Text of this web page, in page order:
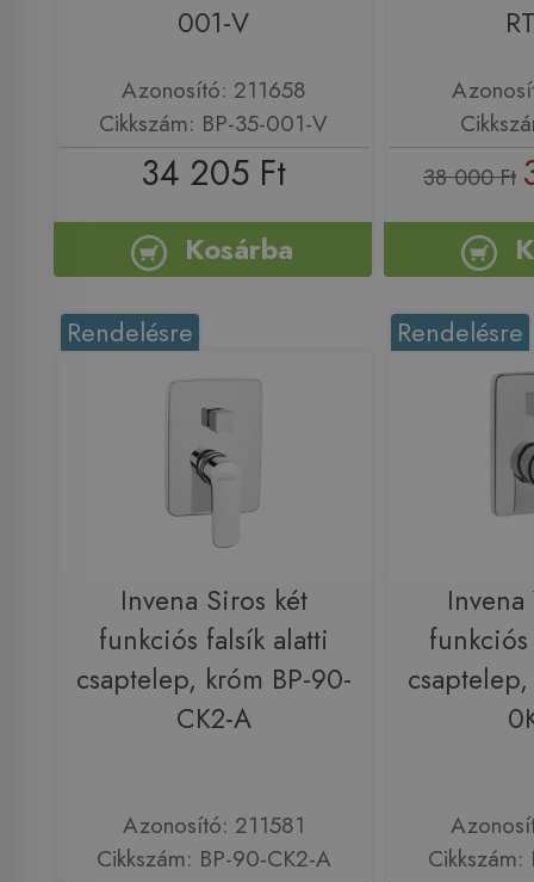
001-V
Azonosító: 211658
Cikkszám: BP-35-001-V
34 205 Ft
Kosárba
38 000 Ft
Rendelésre
Invena Siros két
funkciós falsík alatti
csaptelep, króm BP-90-
CK2-A
Azonosító: 211581
Cikkszám: BP-90-CK2-A
Rendelésre